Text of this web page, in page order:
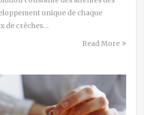
unique de chaque
de crèches…
Read More